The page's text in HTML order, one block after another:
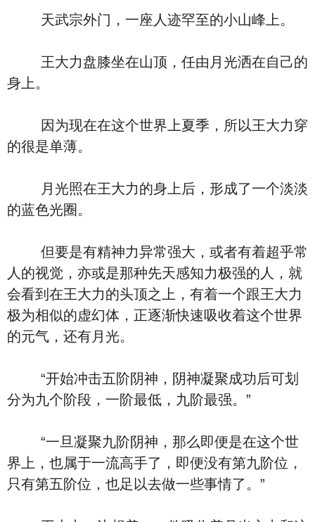
天武宗外门，一座人迹罕至的小山峰上。
王大力盘膝坐在山顶，任由月光洒在自己的
身上。
因为现在在这个世界上夏季，所以王大力穿
的很是单薄。
月光照在王大力的身上后，形成了一个淡淡
的蓝色光圈。
但要是有精神力异常强大，或者有着超乎常
人的视觉，亦或是那种先天感知力极强的人，就
会看到在王大力的头顶之上，有着一个跟王大力
极为相似的虚幻体，正逐渐快速吸收着这个世界
的元气，还有月光。
“开始冲击五阶阴神，阴神凝聚成功后可划
分为九个阶段，一阶最低，九阶最强。”
“一旦凝聚九阶阴神，那么即便是在这个世
界上，也属于一流高手了，即便没有第九阶位，
只有第五阶位，也足以去做一些事情了。”